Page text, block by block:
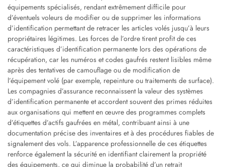
équipements spécialisés, rendant extrêmement difficile pour
d’éventuels voleurs de modifier ou de supprimer les informations
d’identification permettant de retracer les articles volés jusqu’à leurs
propriétaires légitimes. Les forces de l’ordre tirent profit de ces
caractéristiques d’identification permanente lors des opérations de
récupération, car les numéros et codes gaufrés restent lisibles même
après des tentatives de camouflage ou de modification de
l’équipement volé (par exemple, repeinture ou traitements de surface).
Les compagnies d’assurance reconnaissent la valeur des systèmes
d’identification permanente et accordent souvent des primes réduites
aux organisations qui mettent en œuvre des programmes complets
d’étiquettes d’actifs gaufrées en métal, contribuant ainsi à une
documentation précise des inventaires et à des procédures fiables de
signalement des vols. L’apparence professionnelle de ces étiquettes
renforce également la sécurité en identifiant clairement la propriété
des équipements, ce qui diminue la probabilité d’un retrait